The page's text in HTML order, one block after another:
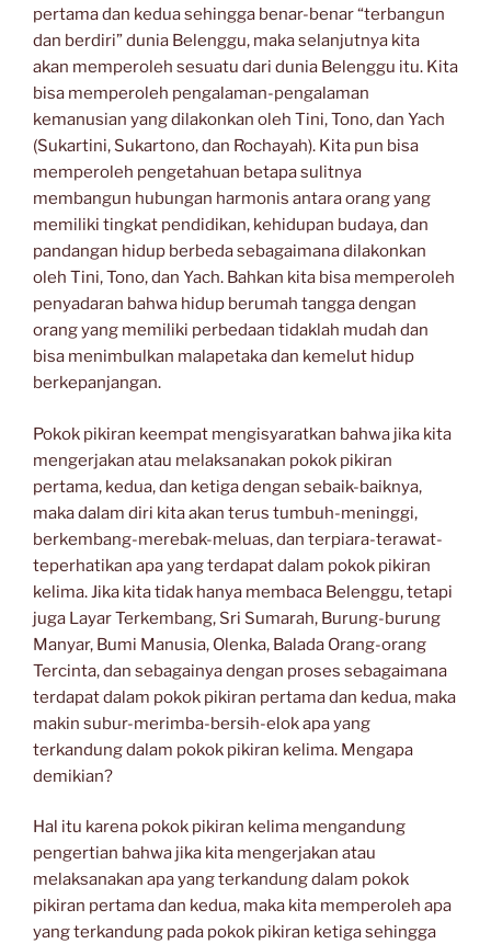
pertama dan kedua sehingga benar-benar “terbangun
dan berdiri” dunia Belenggu, maka selanjutnya kita
akan memperoleh sesuatu dari dunia Belenggu itu. Kita
bisa memperoleh pengalaman-pengalaman
kemanusian yang dilakonkan oleh Tini, Tono, dan Yach
(Sukartini, Sukartono, dan Rochayah). Kita pun bisa
memperoleh pengetahuan betapa sulitnya
membangun hubungan harmonis antara orang yang
memiliki tingkat pendidikan, kehidupan budaya, dan
pandangan hidup berbeda sebagaimana dilakonkan
oleh Tini, Tono, dan Yach. Bahkan kita bisa memperoleh
penyadaran bahwa hidup berumah tangga dengan
orang yang memiliki perbedaan tidaklah mudah dan
bisa menimbulkan malapetaka dan kemelut hidup
berkepanjangan.
Pokok pikiran keempat mengisyaratkan bahwa jika kita
mengerjakan atau melaksanakan pokok pikiran
pertama, kedua, dan ketiga dengan sebaik-baiknya,
maka dalam diri kita akan terus tumbuh-meninggi,
berkembang-merebak-meluas, dan terpiara-terawat-
teperhatikan apa yang terdapat dalam pokok pikiran
kelima. Jika kita tidak hanya membaca Belenggu, tetapi
juga Layar Terkembang, Sri Sumarah, Burung-burung
Manyar, Bumi Manusia, Olenka, Balada Orang-orang
Tercinta, dan sebagainya dengan proses sebagaimana
terdapat dalam pokok pikiran pertama dan kedua, maka
makin subur-merimba-bersih-elok apa yang
terkandung dalam pokok pikiran kelima. Mengapa
demikian?
Hal itu karena pokok pikiran kelima mengandung
pengertian bahwa jika kita mengerjakan atau
melaksanakan apa yang terkandung dalam pokok
pikiran pertama dan kedua, maka kita memperoleh apa
yang terkandung pada pokok pikiran ketiga sehingga